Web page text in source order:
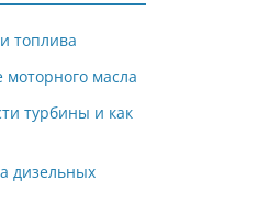
топлива
масла
турбины и как
дизельных